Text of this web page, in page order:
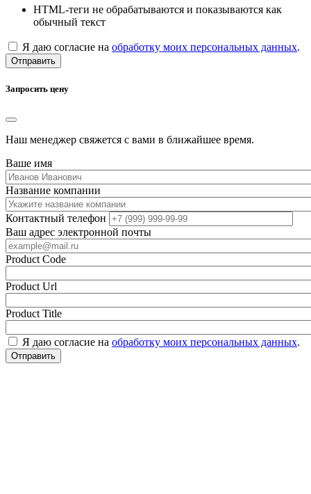
HTML-теги не обрабатываются и показываются как
обычный текст
Я даю согласие на обработку моих персональных данных.
Отправить
Запросить цену
Наш менеджер свяжется с вами в ближайшее время.
Ваше имя
Название компании
Контактный телефон
Ваш адрес электронной почты
Product Code
Product Url
Product Title
Я даю согласие на обработку моих персональных данных.
Отправить